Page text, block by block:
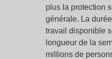
plus la protection
générale. La
travail disponible
longueur de la
millions de